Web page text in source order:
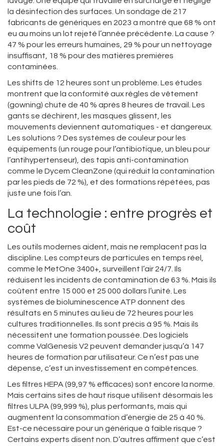
la désinfection des surfaces. Un sondage de 217
fabricants de génériques en 2023 a montré que 68 % ont
eu au moins un lot rejeté l’année précédente. La cause ?
47 % pour les erreurs humaines, 29 % pour un nettoyage
insuffisant, 18 % pour des matières premières
contaminées.
Les shifts de 12 heures sont un problème. Les études
montrent que la conformité aux règles de vêtement
(gowning) chute de 40 % après 8 heures de travail. Les
gants se déchirent, les masques glissent, les
mouvements deviennent automatiques - et dangereux.
Les solutions ? Des systèmes de couleur pour les
équipements (un rouge pour l’antibiotique, un bleu pour
l’antihypertenseur), des tapis anti-contamination
comme le Dycem CleanZone (qui réduit la contamination
par les pieds de 72 %), et des formations répétées, pas
juste une fois l’an.
La technologie : entre progrès et
coût
Les outils modernes aident, mais ne remplacent pas la
discipline. Les compteurs de particules en temps réel,
comme le MetOne 3400+, surveillent l’air 24/7. Ils
réduisent les incidents de contamination de 63 %. Mais ils
coûtent entre 15 000 et 25 000 dollars l’unité. Les
systèmes de bioluminescence ATP donnent des
résultats en 5 minutes au lieu de 72 heures pour les
cultures traditionnelles. Ils sont précis à 95 %. Mais ils
nécessitent une formation poussée. Des logiciels
comme ValGenesis V2 peuvent demander jusqu’à 147
heures de formation par utilisateur. Ce n’est pas une
dépense, c’est un investissement en compétences.
Les filtres HEPA (99,97 % efficaces) sont encore la norme.
Mais certains sites de haut risque utilisent désormais les
filtres ULPA (99,999 %), plus performants, mais qui
augmentent la consommation d’énergie de 25 à 40 %.
Est-ce nécessaire pour un générique à faible risque ?
Certains experts disent non. D’autres affirment que c’est